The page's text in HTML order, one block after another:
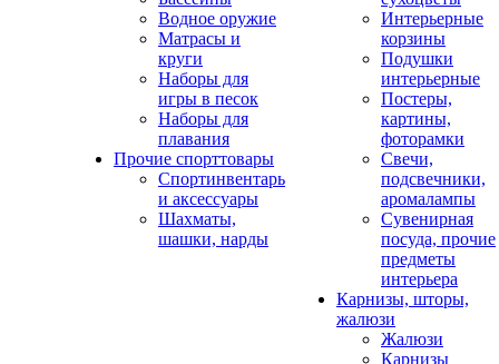
Водное оружие
Матрасы и
круги
Наборы для
игры в песок
Наборы для
плавания
Прочие спорттовары
Спортинвентарь
и аксессуары
Шахматы,
шашки, нарды
Интерьерные
корзины
Подушки
интерьерные
Постеры,
картины,
фоторамки
Свечи,
подсвечники,
аромалампы
Сувенирная
посуда, прочие
предметы
интерьера
Карнизы, шторы,
жалюзи
Жалюзи
Карнизы